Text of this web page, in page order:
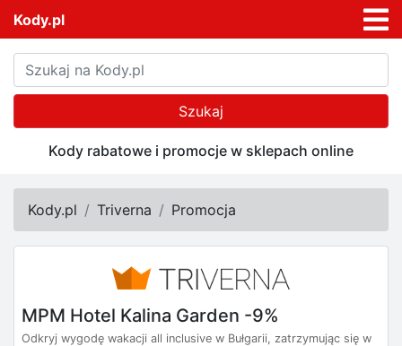
Kody.pl
Szukaj
Kody rabatowe i promocje w sklepach online
Kody.pl Triverna Promocja
MPM Hotel Kalina Garden -9%
Odkryj wygodę wakacji all inclusive w Bułgarii, zatrzymując się w